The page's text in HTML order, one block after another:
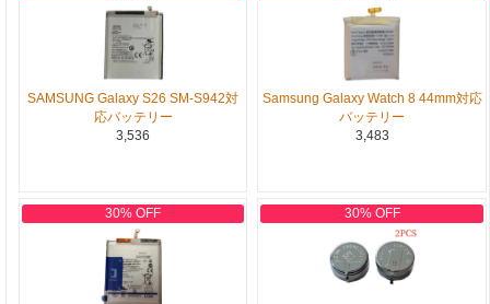
SAMSUNG Galaxy S26 SM-S942対
応バッテリー
3,536
Samsung Galaxy Watch 8 44mm対応
バッテリー
3,483
30% OFF 30% OFF